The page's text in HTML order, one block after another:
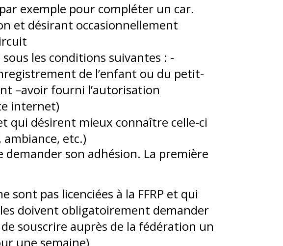
exemple pour compléter un car.
et désirant occasionnellement
les conditions suivantes : -
de l’enfant ou du petit-
–avoir fourni l’autorisation
internet)
qui désirent mieux connaître celle-ci
etc.)
son adhésion. La première
sont pas licenciées à la FFRP et qui
doivent obligatoirement demander
souscrire auprès de la fédération un
une semaine)